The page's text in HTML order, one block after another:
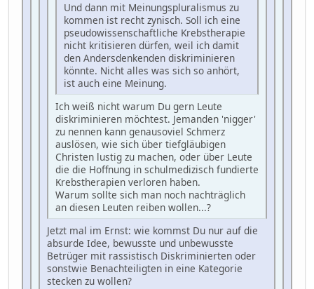
Und dann mit Meinungspluralismus zu
kommen ist recht zynisch. Soll ich eine
pseudowissenschaftliche Krebstherapie
nicht kritisieren dürfen, weil ich damit
den Andersdenkenden diskriminieren
könnte. Nicht alles was sich so anhört,
ist auch eine Meinung.
Ich weiß nicht warum Du gern Leute
diskriminieren möchtest. Jemanden 'nigger'
zu nennen kann genausoviel Schmerz
auslösen, wie sich über tiefgläubigen
Christen lustig zu machen, oder über Leute
die die Hoffnung in schulmedizisch fundierte
Krebstherapien verloren haben.
Warum sollte sich man noch nachträglich
an diesen Leuten reiben wollen...?
Jetzt mal im Ernst: wie kommst Du nur auf die
absurde Idee, bewusste und unbewusste
Betrüger mit rassistisch Diskriminierten oder
sonstwie Benachteiligten in eine Kategorie
stecken zu wollen?